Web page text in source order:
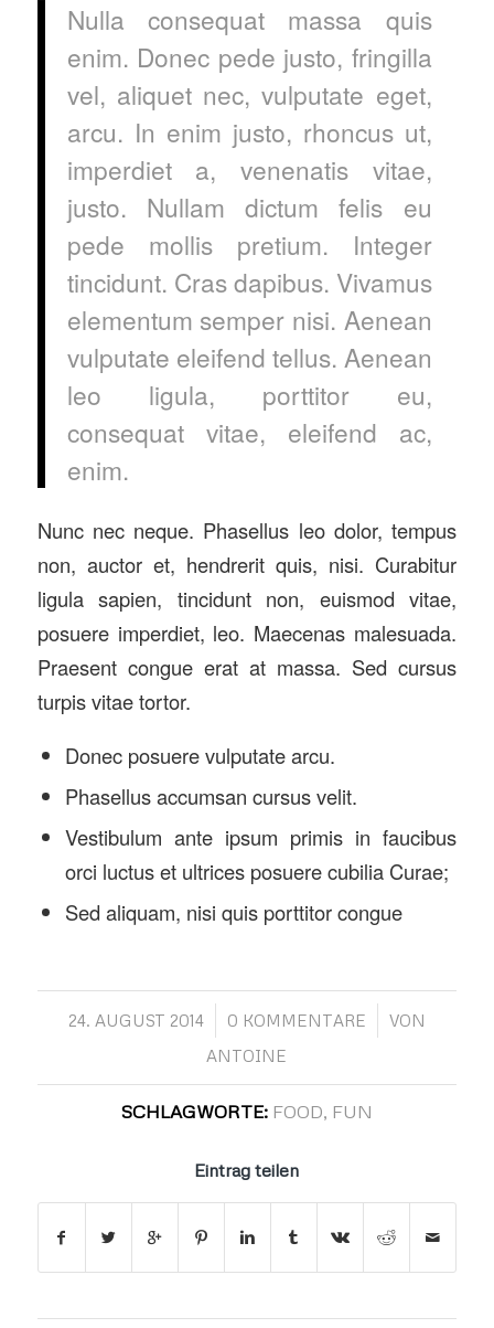
Nulla consequat massa quis
enim. Donec pede justo, fringilla
vel, aliquet nec, vulputate eget,
arcu. In enim justo, rhoncus ut,
imperdiet a, venenatis vitae,
justo. Nullam dictum felis eu
pede mollis pretium. Integer
tincidunt. Cras dapibus. Vivamus
elementum semper nisi. Aenean
vulputate eleifend tellus. Aenean
leo ligula, porttitor eu,
consequat vitae, eleifend ac,
enim.
Nunc nec neque. Phasellus leo dolor, tempus
non, auctor et, hendrerit quis, nisi. Curabitur
ligula sapien, tincidunt non, euismod vitae,
posuere imperdiet, leo. Maecenas malesuada.
Praesent congue erat at massa. Sed cursus
turpis vitae tortor.
Donec posuere vulputate arcu.
Phasellus accumsan cursus velit.
Vestibulum ante ipsum primis in faucibus
orci luctus et ultrices posuere cubilia Curae;
Sed aliquam, nisi quis porttitor congue
24. AUGUST 2014
/ 0 KOMMENTARE
/
VON
ANTOINE
SCHLAGWORTE: FOOD, FUN
Eintrag teilen